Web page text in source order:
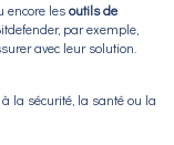
encore lesoutils de
par exemple,
avec leur solution.
la sécurité, la santé ou la